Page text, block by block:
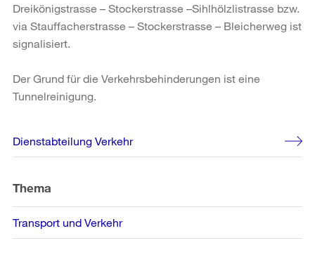
Dreikönigstrasse – Stockerstrasse –Sihlhölzlistrasse bzw.
via Stauffacherstrasse – Stockerstrasse – Bleicherweg ist
signalisiert.
Der Grund für die Verkehrsbehinderungen ist eine
Tunnelreinigung.
Weitere
Informationen
Dienstabteilung Verkehr
Thema
Transport und Verkehr